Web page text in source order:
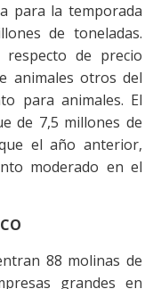
para la temporada
de toneladas.
de precio
animales otros del
para animales. El
de 7,5 millones de
el año anterior,
moderado en el
88 molinas de
grandes en